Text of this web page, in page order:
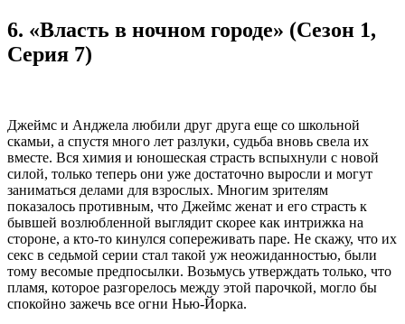
6. «Власть в ночном городе» (Сезон 1,
Серия 7)
Джеймс и Анджела любили друг друга еще со школьной
скамьи, а спустя много лет разлуки, судьба вновь свела их
вместе. Вся химия и юношеская страсть вспыхнули с новой
силой, только теперь они уже достаточно выросли и могут
заниматься делами для взрослых. Многим зрителям
показалось противным, что Джеймс женат и его страсть к
бывшей возлюбленной выглядит скорее как интрижка на
стороне, а кто-то кинулся сопереживать паре. Не скажу, что их
секс в седьмой серии стал такой уж неожиданностью, были
тому весомые предпосылки. Возьмусь утверждать только, что
пламя, которое разгорелось между этой парочкой, могло бы
спокойно зажечь все огни Нью-Йорка.